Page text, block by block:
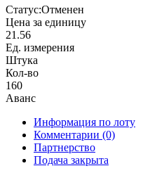
Статус:Отменен
Цена за единицу
21.56
Ед. измерения
Штука
Кол-во
160
Аванс
Информация по лоту
Комментарии (0)
Партнерство
Подача закрыта